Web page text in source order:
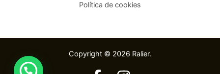
Política de cookies
Copyright © 2026 Ralier.